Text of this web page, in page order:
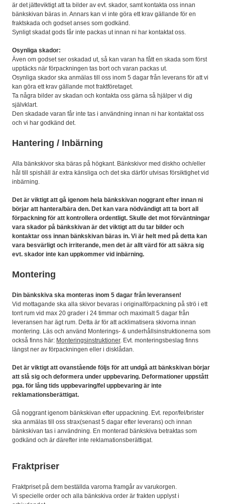
är det jätteviktigt att ta bilder av evt. skador, samt kontakta oss innan
bänkskivan bäras in. Annars kan vi inte göra ett krav gällande för en
fraktskada och godset anses som godkänd.
Synligt skadat gods får inte packas ut innan ni har kontaktat oss.
Osynliga skador:
Även om godset ser oskadad ut, så kan varan ha fått en skada som först
upptäcks när förpackningen tas bort och varan packas ut.
Osynliga skador ska anmälas till oss inom 5 dagar från leverans för att vi
kan göra ett krav gällande mot fraktföretaget.
Ta några bilder av skadan och kontakta oss gärna så hjälper vi dig
självklart.
Den skadade varan får inte tas i användning innan ni har kontaktat oss
och vi har godkänd det.
Hantering / Inbärning
Alla bänkskivor ska bäras på högkant. Bänkskivor med diskho och/eller
hål till spishäll är extra känsliga och det ska därför utvisas försiktighet vid
inbärning.
Det är viktigt att gå igenom hela bänkskivan noggrant efter innan ni
börjar att hantera/bära den. Det kan vara nödvändigt att ta bort all
förpackning för att kontrollera ordentligt. Skulle det mot förväntningar
vara skador på bänkskivan är det viktigt att du tar bilder och
kontaktar oss innan bänkskivan bäras in. Vi är helt med på detta kan
vara besvärligt och irriterande, men det är allt värd för att säkra sig
evt. skador inte kan uppkommer vid inbärning.
Montering
Din bänkskiva ska monteras inom 5 dagar från leveransen!
Vid mottagande ska alla skivor bevaras i originalförpackning på strö i ett
torrt rum vid max 20 grader i 24 timmar och maximalt 5 dagar från
leveransen har ägt rum. Detta är för att acklimatisera skivorna innan
montering. Läs och använd Monterings- & underhållsinstruktionerna som
också finns här: Monteringsinstruktioner. Evt. monteringsbeslag finns
längst ner av förpackningen eller i disklådan.
Det är viktigt att ovanstående följs för att undgå att bänkskivan börjar
att slå sig och deformera under uppbevaring. Deformationer uppstått
pga. för lång tids uppbevaring/fel uppbevaring är inte
reklamationsberättigat.
Gå noggrant igenom bänkskivan efter uppackning. Evt. repor/fel/brister
ska anmälas till oss strax(senast 5 dagar efter leverans) och innan
bänkskivan tas i användning. En monterad bänkskiva betraktas som
godkänd och är därefter inte reklamationsberättigat.
Fraktpriser
Fraktpriset på dem beställda varorna framgår av varukorgen.
Vi specielle order och alla bänkskiva order är frakten upplyst i